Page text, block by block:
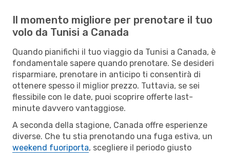
Il momento migliore per prenotare il tuo
volo da Tunisi a Canada
Quando pianifichi il tuo viaggio da Tunisi a Canada, è
fondamentale sapere quando prenotare. Se desideri
risparmiare, prenotare in anticipo ti consentirà di
ottenere spesso il miglior prezzo. Tuttavia, se sei
flessibile con le date, puoi scoprire offerte last-
minute davvero vantaggiose.
A seconda della stagione, Canada offre esperienze
diverse. Che tu stia prenotando una fuga estiva, un
weekend fuoriporta, scegliere il periodo giusto